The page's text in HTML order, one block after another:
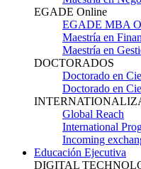
EGADE Online
EGADE MBA
Maestría en
Maestría en
DOCTORADOS
Doctorado en
Doctorado en
Global Reach
International
Incoming
Educación Ejecutiva
DIGITAL